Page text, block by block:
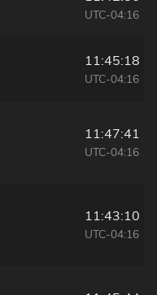
UTC-04:16
11:45:18
UTC-04:16
11:47:41
UTC-04:16
11:43:10
UTC-04:16